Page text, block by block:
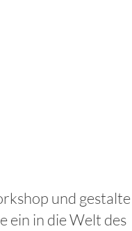
und gestalte
ein in die Welt des